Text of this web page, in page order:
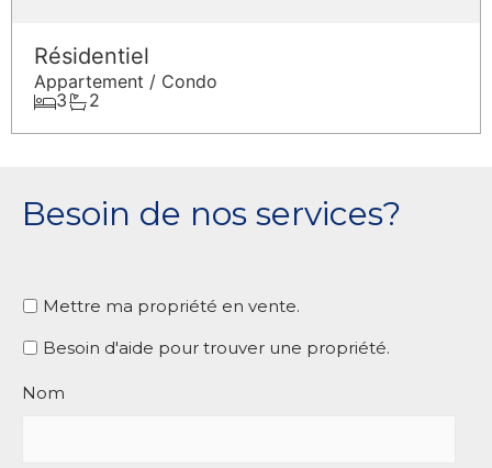
Résidentiel
Appartement / Condo
3
2
Besoin de nos services?
Mettre
propriété
vente.
Mettre ma propriété en vente.
Besoin
pour
Besoin d'aide pour trouver une propriété.
Nom